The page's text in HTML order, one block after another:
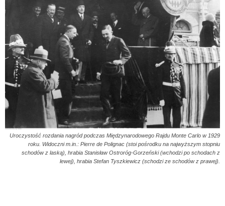
Uroczystość rozdania nagród podczas Międzynarodowego Rajdu Monte Carlo w 1929
roku. Widoczni m.in.: Pierre de Polignac (stoi pośrodku na najwyższym stopniu
schodów z laską), hrabia Stanisław Ostroróg-Gorzeński (wchodzi po schodach z
lewej), hrabia Stefan Tyszkiewicz (schodzi ze schodów z prawej).